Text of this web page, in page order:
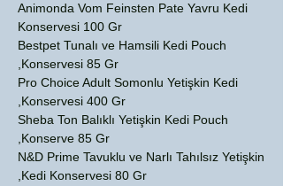
Animonda Vom Feinsten Pate Yavru Kedi
Konservesi 100 Gr
Bestpet Tunalı ve Hamsili Kedi Pouch
Konservesi 85 Gr,
Pro Choice Adult Somonlu Yetişkin Kedi
Konservesi 400 Gr,
Sheba Ton Balıklı Yetişkin Kedi Pouch
Konserve 85 Gr,
N&D Prime Tavuklu ve Narlı Tahılsız Yetişkin
Kedi Konservesi 80 Gr,